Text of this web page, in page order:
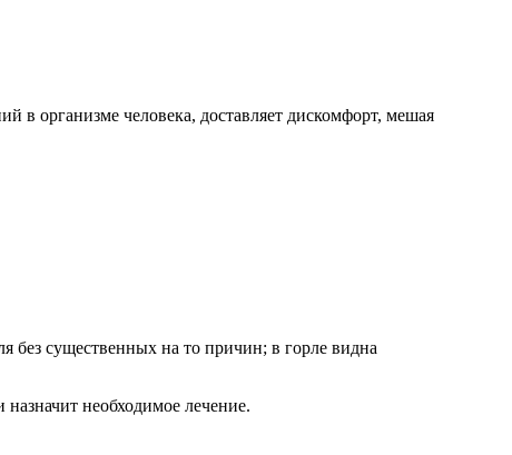
в организме человека, доставляет дискомфорт, мешая
существенных на то причин; в горле видна
необходимое лечение.